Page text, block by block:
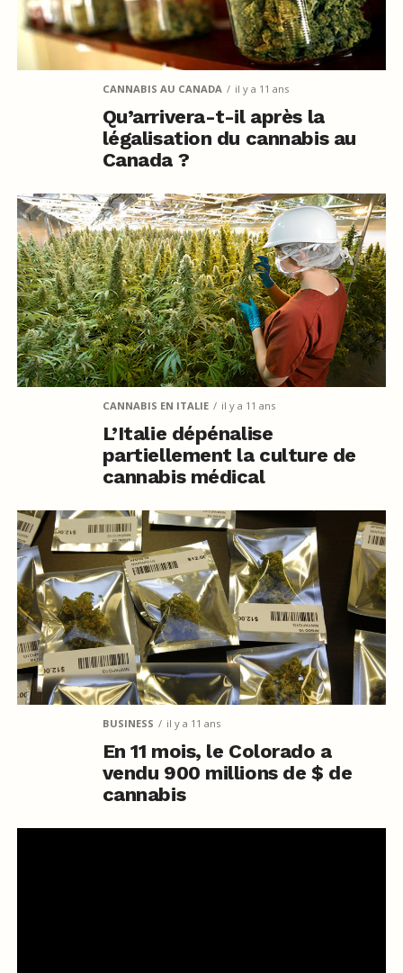
CANNABIS AU CANADA il y a 11 ans
Qu’arrivera-t-il après la
légalisation du cannabis au
Canada ?
CANNABIS EN ITALIE il y a 11 ans
L’Italie dépénalise
partiellement la culture de
cannabis médical
BUSINESS il y a 11 ans
En 11 mois, le Colorado a
vendu 900 millions de $ de
cannabis